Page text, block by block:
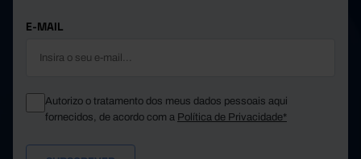
E-MAIL
Autorizo o tratamento dos meus dados pessoais aqui
fornecidos, de acordo com a Política de Privacidade*